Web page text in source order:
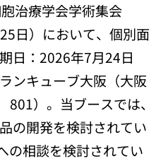
治療学会学術集会
日）において、個別面
日：2026年7月24日
ンキューブ大阪（大阪
）。当ブースでは、
の開発を検討されてい
の相談を検討されてい